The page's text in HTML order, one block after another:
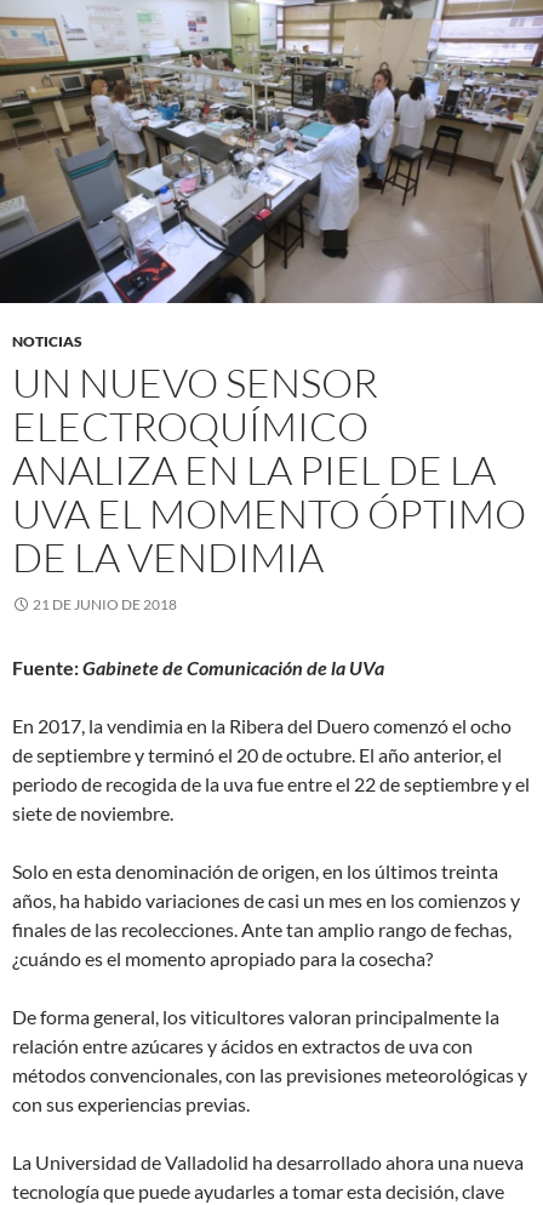
NOTICIAS
UN NUEVO SENSOR
ELECTROQUÍMICO
ANALIZA EN LA PIEL DE LA
UVA EL MOMENTO ÓPTIMO
DE LA VENDIMIA
21 DE JUNIO DE 2018
Fuente:Gabinete de Comunicación de la UVa
En 2017, la vendimia en la Ribera del Duero comenzó el ocho
de septiembre y terminó el 20 de octubre. El año anterior, el
periodo de recogida de la uva fue entre el 22 de septiembre y el
siete de noviembre.
Solo en esta denominación de origen, en los últimos treinta
años, ha habido variaciones de casi un mes en los comienzos y
finales de las recolecciones. Ante tan amplio rango de fechas,
¿cuándo es el momento apropiado para la cosecha?
De forma general, los viticultores valoran principalmente la
relación entre azúcares y ácidos en extractos de uva con
métodos convencionales, con las previsiones meteorológicas y
con sus experiencias previas.
La Universidad de Valladolid ha desarrollado ahora una nueva
tecnología que puede ayudarles a tomar esta decisión, clave